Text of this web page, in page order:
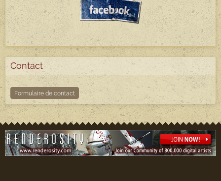
Contact
Formulaire de contact